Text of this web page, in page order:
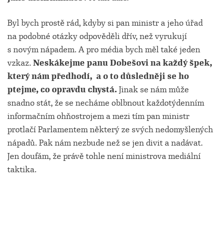
Byl bych prostě rád, kdyby si pan ministr a jeho úřad
na podobné otázky odpověděli dřív, než vyrukují
s novým nápadem. A pro média bych měl také jeden
vzkaz. Neskákejme panu Dobešovi na každý špek,
který nám předhodí, a o to důsledněji se ho
ptejme, co opravdu chystá.Jinak se nám může
snadno stát, že se necháme oblbnout každotýdenním
informačním ohňostrojem a mezi tím pan ministr
protlačí Parlamentem některý ze svých nedomyšlených
nápadů. Pak nám nezbude než se jen divit a nadávat.
Jen doufám, že právě tohle není ministrova mediální
taktika.